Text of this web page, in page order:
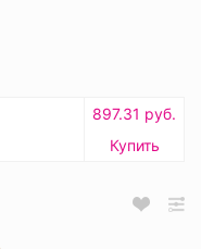
897.31 руб.
Купить